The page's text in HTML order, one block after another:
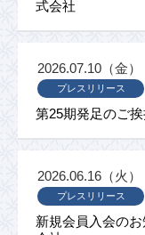
式会社
第25期発足のご
プレスリリース
2026.07.10（金）
新規会員入会の
プレスリリース
2026.06.16（火）